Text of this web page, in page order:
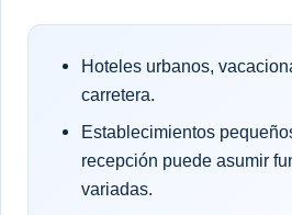
Hoteles urbanos,
carretera.
Establecimientos
recepción puede asumir
variadas.